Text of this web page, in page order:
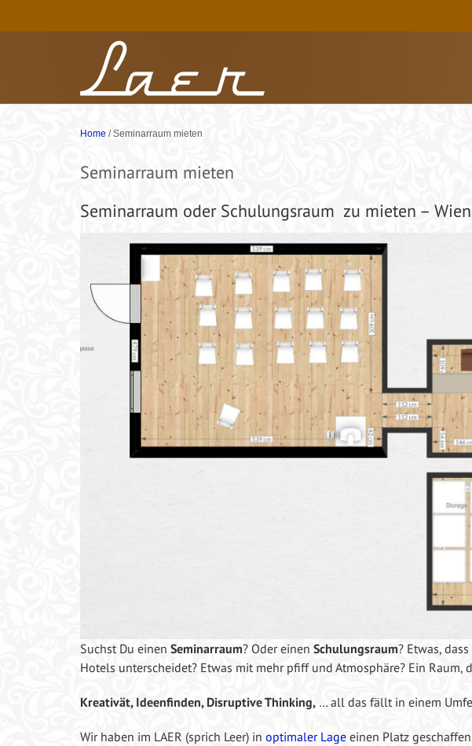
Home / Seminarraum mieten
Seminarraum mieten
Seminarraum oder Schulungsraum zu mieten – Wien
Suchst Du einen Seminarraum? Oder einen Schulungsraum? Etwas,
Hotels unterscheidet? Etwas mit mehr pfiff und Atmosphäre? Ein
Kreativät, Ideenfinden, Disruptive Thinking, … all das fällt in einem
Wir haben im LAER (sprich Leer) in optimaler Lage einen Platz